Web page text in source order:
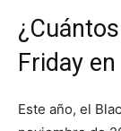
Friday
Este año, el